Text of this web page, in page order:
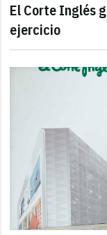
El Corte Inglés
ejercicio